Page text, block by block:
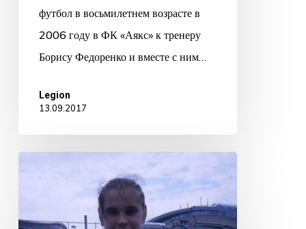
футбол в восьмилетнем возрасте в
2006 году в ФК «Аякс» к тренеру
Борису Федоренко и вместе с ним…
Legion
13.09.2017
TEREŠTŠENKOVA